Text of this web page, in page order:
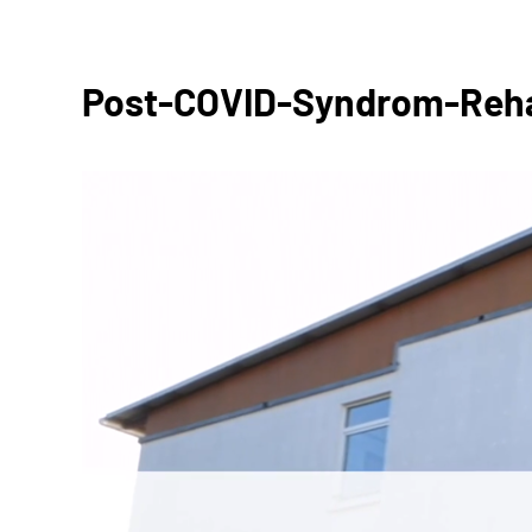
Post-COVID-Syndrom-